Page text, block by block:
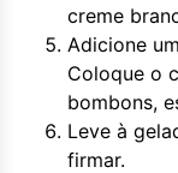
creme
Adicione
Coloque o
bombons,
Leve à
firmar.